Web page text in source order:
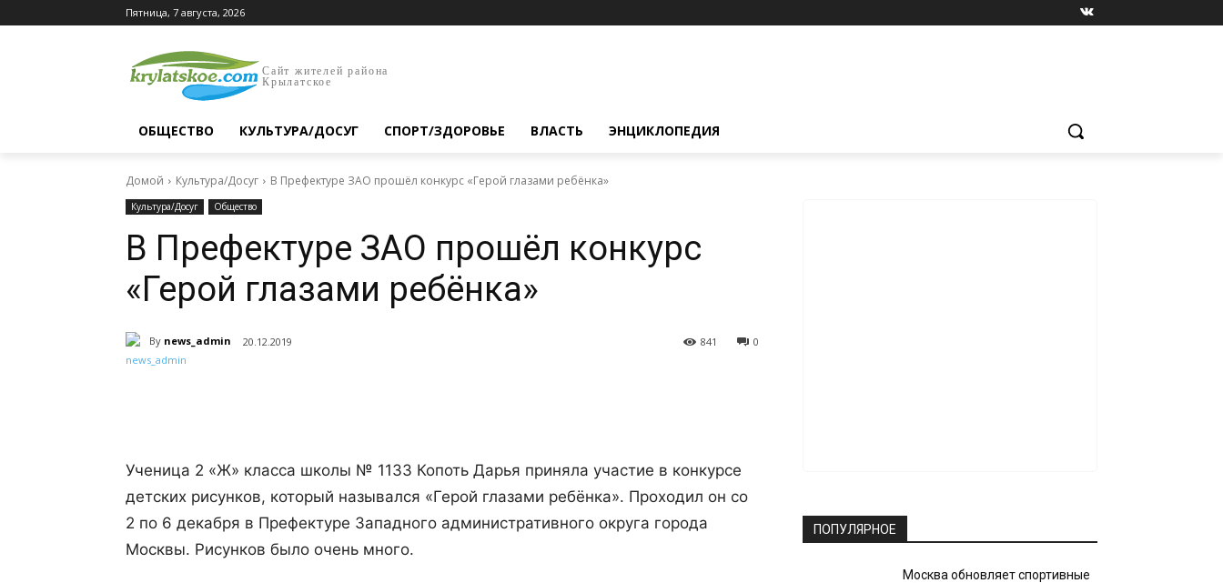
Пятница, 7 августа, 2026
Сайт жителей района
Крылатское
ОБЩЕСТВО КУЛЬТУРА/ДОСУГ СПОРТ/ЗДОРОВЬЕ ВЛАСТЬ ЭНЦИКЛОПЕДИЯ
Домой Культура/Досуг В Префектуре ЗАО прошёл конкурс «Герой глазами ребёнка»
Культура/Досуг Общество
В Префектуре ЗАО прошёл конкурс
«Герой глазами ребёнка»
By news_admin 20.12.2019 0
841
Ученица 2 «Ж» класса школы № 1133 Копоть Дарья приняла участие в конкурсе
детских рисунков, который назывался «Герой глазами ребёнка». Проходил он со
2 по 6 декабря в Префектуре Западного административного округа города
Москвы. Рисунков было очень много.
ПОПУЛЯРНОЕ
Москва обновляет спортивные